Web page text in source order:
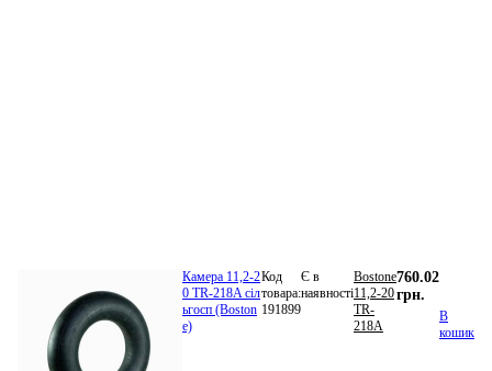
Камера 11,2-2
0 TR-218A сіл
ьгосп (Boston
e)
Код
товара:
191899
Є в
наявності
Bostone
11,2-20
TR-
218A
760.02
грн.
В
кошик